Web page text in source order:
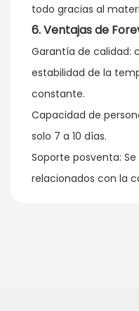
todo gracias al
6.Ventajasde
Garantía de calidad:
estabilidad de la
constante.
Capacidad de
solo 7 a 10 días.
Soporte posventa:
relacionados con la